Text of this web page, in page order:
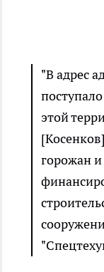
"В адрес
этой
горожан